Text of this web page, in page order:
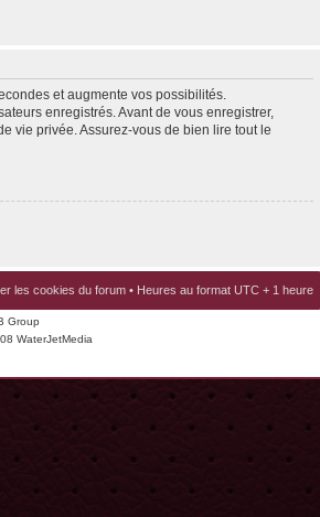
et augmente vos possibilités.
enregistrés. Avant de vous enregistrer,
vie privée. Assurez-vous de bien lire tout le
les cookies du forum • Heures au format UTC + 1 heure
Group
WaterJetMedia